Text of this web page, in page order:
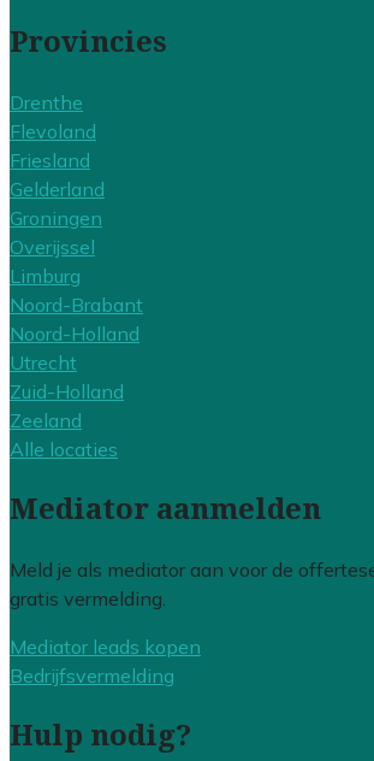
Provincies
Drenthe
Flevoland
Friesland
Gelderland
Groningen
Overijssel
Limburg
Noord-Brabant
Noord-Holland
Utrecht
Zuid-Holland
Zeeland
Alle locaties
Mediator aanmelden
Meld je als mediator aan voor de
gratis vermelding.
Mediator leads kopen
Bedrijfsvermelding
Hulp nodig?